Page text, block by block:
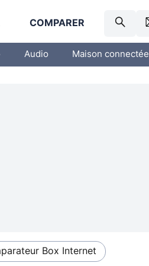
COMPARER
Audio Maison connectée
Box Internet